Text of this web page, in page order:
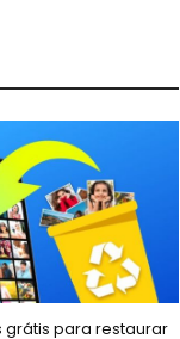
grátis para restaurar